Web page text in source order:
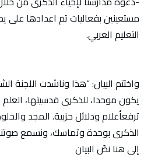
مستعينين بفعاليات تم اعدادها على
التعليم العربي.
واختتم البيان: “هذا وناشدت اللجنة
يكون موحدا، للذكرى قدسيتها،
ترفعأعلام ودلائل حزبية. المجد
الذكرى بوحدة وتماسك، ونسمع
إلى هنا نصّ البيان